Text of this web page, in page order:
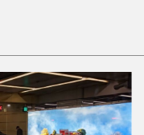
的摄影作品及视频作品。